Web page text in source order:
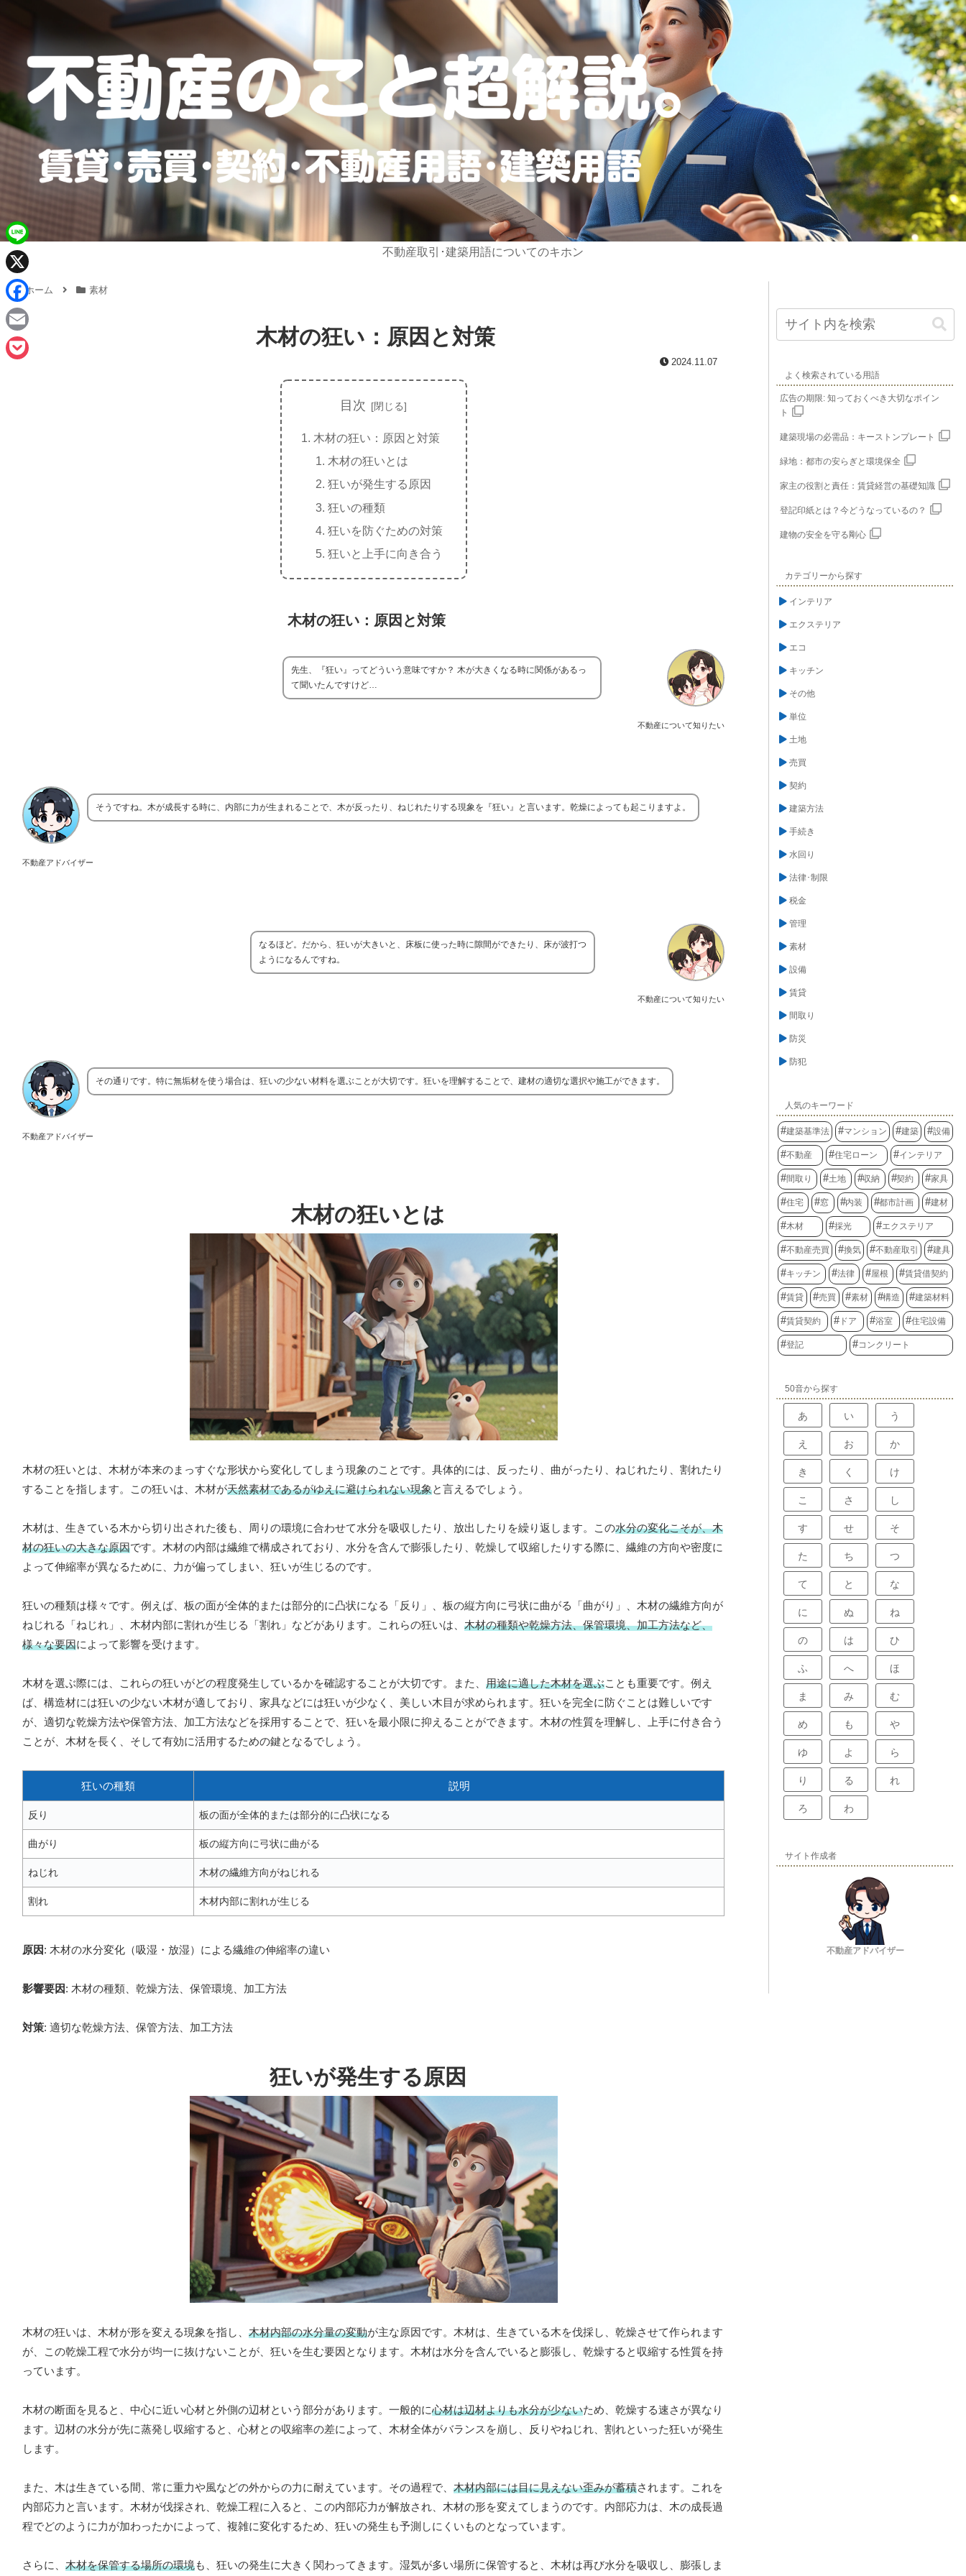
不動産取引･建築用語についてのキホン
ホーム 素材
木材の狂い：原因と対策
2024.11.07
目次
木材の狂い：原因と対策
木材の狂いとは
狂いが発生する原因
狂いの種類
狂いを防ぐための対策
狂いと上手に向き合う
木材の狂い：原因と対策
不動産について知りたい
先生、『狂い』ってどういう意味ですか？ 木が大きくなる時に関係があるっ
て聞いたんですけど…
不動産アドバイザー
そうですね。木が成長する時に、内部に力が生まれることで、木が反ったり、ねじれたりする現象を『狂い』と言います。乾燥によっても起こりますよ。
不動産について知りたい
なるほど。だから、狂いが大きいと、床板に使った時に隙間ができたり、床が波打つ
ようになるんですね。
不動産アドバイザー
その通りです。特に無垢材を使う場合は、狂いの少ない材料を選ぶことが大切です。狂いを理解することで、建材の適切な選択や施工ができます。
木材の狂いとは
木材の狂いとは、木材が本来のまっすぐな形状から変化してしまう現象のことです。具体的には、反ったり、曲がったり、ねじれたり、割れたり
することを指します。この狂いは、木材が天然素材であるがゆえに避けられない現象と言えるでしょう。
木材は、生きている木から切り出された後も、周りの環境に合わせて水分を吸収したり、放出したりを繰り返します。この水分の変化こそが、木
材の狂いの大きな原因です。木材の内部は繊維で構成されており、水分を含んで膨張したり、乾燥して収縮したりする際に、繊維の方向や密度に
よって伸縮率が異なるために、力が偏ってしまい、狂いが生じるのです。
狂いの種類は様々です。例えば、板の面が全体的または部分的に凸状になる「反り」、板の縦方向に弓状に曲がる「曲がり」、木材の繊維方向が
ねじれる「ねじれ」、木材内部に割れが生じる「割れ」などがあります。これらの狂いは、 木材の種類や乾燥方法、保管環境、加工方法など、
様々な要因によって影響を受けます。
木材を選ぶ際には、これらの狂いがどの程度発生しているかを確認することが大切です。また、 用途に適した木材を選ぶことも重要です。例え
ば、構造材には狂いの少ない木材が適しており、家具などには狂いが少なく、美しい木目が求められます。狂いを完全に防ぐことは難しいです
が、適切な乾燥方法や保管方法、加工方法などを採用することで、狂いを最小限に抑えることができます。木材の性質を理解し、上手に付き合う
ことが、木材を長く、そして有効に活用するための鍵となるでしょう。
狂いの種類 説明
反り 板の面が全体的または部分的に凸状になる
曲がり 板の縦方向に弓状に曲がる
ねじれ 木材の繊維方向がねじれる
割れ 木材内部に割れが生じる
原因: 木材の水分変化（吸湿・放湿）による繊維の伸縮率の違い
影響要因: 木材の種類、乾燥方法、保管環境、加工方法
対策: 適切な乾燥方法、保管方法、加工方法
狂いが発生する原因
木材の狂いは、木材が形を変える現象を指し、 木材内部の水分量の変動が主な原因です。木材は、生きている木を伐採し、乾燥させて作られます
が、この乾燥工程で水分が均一に抜けないことが、狂いを生む要因となります。木材は水分を含んでいると膨張し、乾燥すると収縮する性質を持
っています。
木材の断面を見ると、中心に近い心材と外側の辺材という部分があります。一般的に心材は辺材よりも水分が少ないため、乾燥する速さが異なり
ます。辺材の水分が先に蒸発し収縮すると、心材との収縮率の差によって、木材全体がバランスを崩し、反りやねじれ、割れといった狂いが発生
します。
また、木は生きている間、常に重力や風などの外からの力に耐えています。その過程で、 木材内部には目に見えない歪みが蓄積されます。これを
内部応力と言います。木材が伐採され、乾燥工程に入ると、この内部応力が解放され、木材の形を変えてしまうのです。内部応力は、木の成長過
程でどのように力が加わったかによって、複雑に変化するため、狂いの発生も予測しにくいものとなっています。
さらに、 木材を保管する場所の環境も、狂いの発生に大きく関わってきます。湿気が多い場所に保管すると、木材は再び水分を吸収し、膨張しま
よく検索されている用語
広告の期限: 知っておくべき大切なポイン
ト
建築現場の必需品：キーストンプレート
緑地：都市の安らぎと環境保全
家主の役割と責任：賃貸経営の基礎知識
登記印紙とは？今どうなっているの？
建物の安全を守る剛心
カテゴリーから探す
インテリア
エクステリア
エコ
キッチン
その他
単位
土地
売買
契約
建築方法
手続き
水回り
法律･制限
税金
管理
素材
設備
賃貸
間取り
防災
防犯
人気のキーワード
建築基準法 マンション 建築 設備
不動産 住宅ローン インテリア
間取り 土地 収納 契約 家具
住宅 窓 内装 都市計画 建材
木材 採光 エクステリア
不動産売買 換気 不動産取引 建具
キッチン 法律 屋根 賃貸借契約
賃貸 売買 素材 構造 建築材料
賃貸契約 ドア 浴室 住宅設備
登記 コンクリート
50音から探す
あ い う
え お か
き く け
こ さ し
す せ そ
た ち つ
て と な
に ぬ ね
の は ひ
ふ へ ほ
ま み む
め も や
ゆ よ ら
り る れ
ろ わ
サイト作成者
不動産アドバイザー
L
n
e
X
F
a
c
E